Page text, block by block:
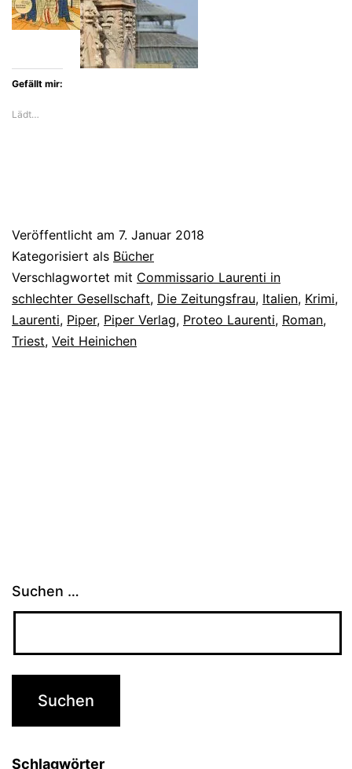
Laurenti
treu
Gefällt mir:
Lädt…
Veröffentlicht am 7. Januar 2018
Kategorisiert als Bücher
Verschlagwortet mit Commissario Laurenti in
schlechter Gesellschaft, Die Zeitungsfrau, Italien, Krimi,
Laurenti, Piper, Piper Verlag, Proteo Laurenti, Roman,
Triest, Veit Heinichen
Suchen …
Schlagwörter